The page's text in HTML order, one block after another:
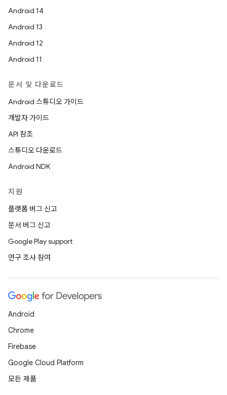
Android 14
Android 13
Android 12
Android 11
문서 및 다운로드
Android 스튜디오 가이드
개발자 가이드
API 참조
스튜디오 다운로드
Android NDK
지원
플랫폼 버그 신고
문서 버그 신고
Google Play support
연구 조사 참여
Android
Chrome
Firebase
Google Cloud Platform
모든 제품